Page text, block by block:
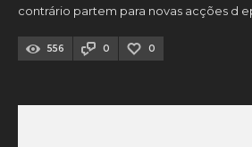
contrário partem para novas acções d
556 0 0